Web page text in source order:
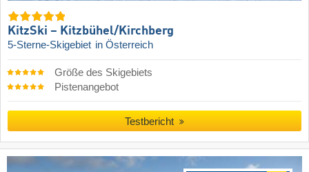
KitzSki – Kitzbühel/​Kirchberg
5-Sterne-Skigebiet in Österreich
Größe des Skigebiets
Pistenangebot
Testbericht